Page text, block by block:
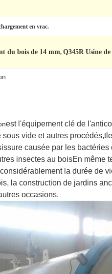
en vrac.
du bois de 14 mm, Q345R Usine
est l'équipement clé de
vide et autres procédés,t
causée par les
insectes au boisEn même
la durée de
la construction de jardins
occasions.